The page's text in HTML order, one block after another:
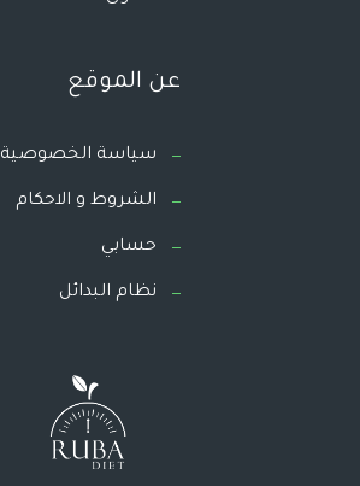
عن الموقع
سياسة الخصوصية
الشروط و الاحكام
حسابي
نظام البدائل